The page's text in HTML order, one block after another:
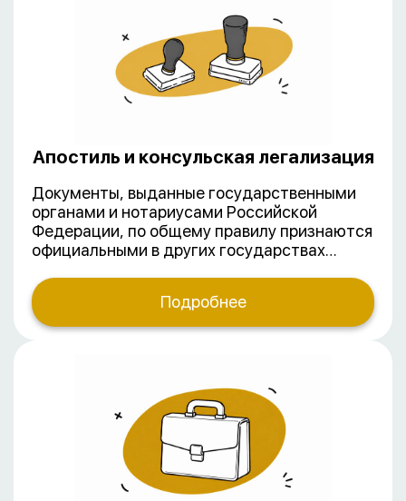
систематизировать нормативную базу и
проявлять настойчивость во
взаимодействии с органами
исполнительной власти.
Апостиль и консульская легализация
Документы, выданные государственными
органами и нотариусами Российской
Федерации, по общему правилу признаются
официальными в других государствах
процедура придает документу
юридическую силу за пределами РФ.
Легализация не требуется, если страна
отменяющей требование легализации
иностранных официальных документов, от
05 октября 1961 года ИЛИ подписала с РФ
отдельное соглашение, отменяющее
обязательную легализацию
предоставляемых между странами
Подробнее